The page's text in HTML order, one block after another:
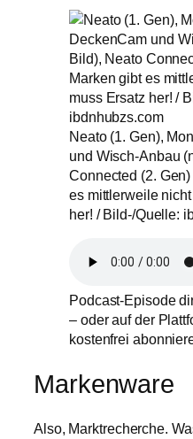
Neato (1. Gen),
und Wisch-Anbau
Connected (2.
es mittlerweile
her! / Bild-/Quelle:
Podcast-Episode
– oder auf der
kostenfrei
Markenware
Also, Marktrecherche.